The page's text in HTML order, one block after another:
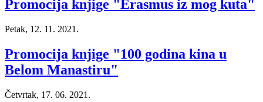
Promocija knjige "Erasmus iz mog kuta"
Petak, 12. 11. 2021.
Promocija knjige "100 godina kina u
Belom Manastiru"
Četvrtak, 17. 06. 2021.